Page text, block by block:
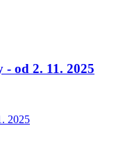
od 2. 11. 2025
2025